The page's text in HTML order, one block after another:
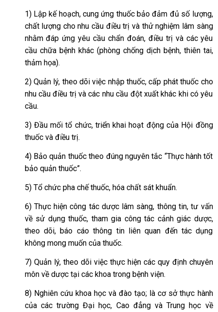
1) Lập kế hoạch, cung ứng thuốc bảo đảm đủ số lượng,
chất lượng cho nhu cầu điều trị và thử nghiệm lâm sàng
nhằm đáp ứng yêu cầu chẩn đoán, điều trị và các yêu
cầu chữa bệnh khác (phòng chống dịch bệnh, thiên tai,
thảm họa).
2) Quản lý, theo dõi việc nhập thuốc, cấp phát thuốc cho
nhu cầu điều trị và các nhu cầu đột xuất khác khi có yêu
cầu.
3) Đầu mối tổ chức, triển khai hoạt động của Hội đồng
thuốc và điều trị.
4) Bảo quản thuốc theo đúng nguyên tắc “Thực hành tốt
bảo quản thuốc”.
5) Tổ chức pha chế thuốc, hóa chất sát khuẩn.
6) Thực hiện công tác dược lâm sàng, thông tin, tư vấn
về sử dụng thuốc, tham gia công tác cảnh giác dược,
theo dõi, báo cáo thông tin liên quan đến tác dụng
không mong muốn của thuốc.
7) Quản lý, theo dõi việc thực hiện các quy định chuyên
môn về dược tại các khoa trong bệnh viện.
8) Nghiên cứu khoa học và đào tạo; là cơ sở thực hành
của các trường Đại học, Cao đẳng và Trung học về